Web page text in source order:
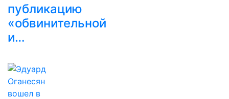
публикацию
«обвинительной
и…